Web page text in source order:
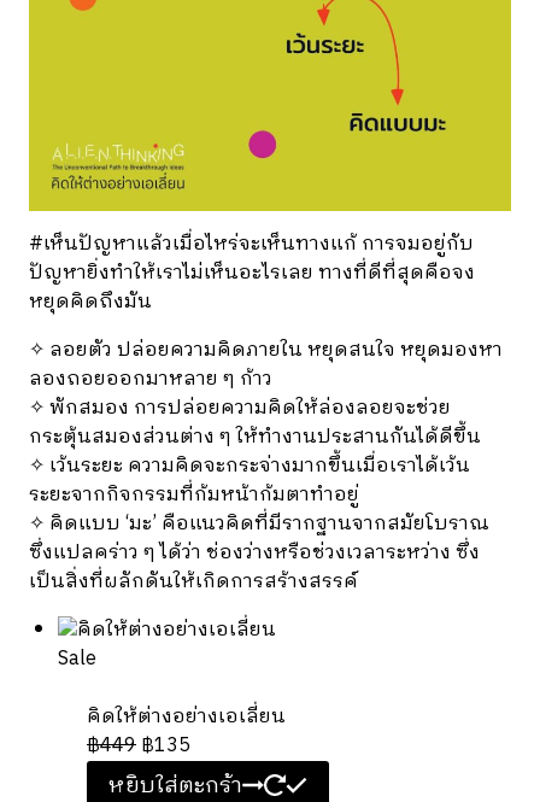
#เห็นปัญหาแล้วเมื่อไหร่จะเห็นทางแก้การจมอยู่กับ
ปัญหายิ่งทำให้เราไม่เห็นอะไรเลย ทางที่ดีที่สุดคือจง
หยุดคิดถึงมัน
✧ ลอยตัว ปล่อยความคิดภายใน หยุดสนใจ หยุดมองหา
ลองถอยออกมาหลาย ๆ ก้าว
✧ พักสมอง การปล่อยความคิดให้ล่องลอยจะช่วย
กระตุ้นสมองส่วนต่าง ๆ ให้ทำงานประสานกันได้ดีขึ้น
✧ เว้นระยะ ความคิดจะกระจ่างมากขึ้นเมื่อเราได้เว้น
ระยะจากกิจกรรมที่ก้มหน้าก้มตาทำอยู่
✧ คิดแบบ ‘มะ’ คือแนวคิดที่มีรากฐานจากสมัยโบราณ
ซึ่งแปลคร่าว ๆ ได้ว่า ช่องว่างหรือช่วงเวลาระหว่าง ซึ่ง
เป็นสิ่งที่ผลักดันให้เกิดการสร้างสรรค์
Sale
o
d
คิดให้ต่างอย่างเอเลี่ยน
฿449฿135
หยิบใส่ตะกร้า